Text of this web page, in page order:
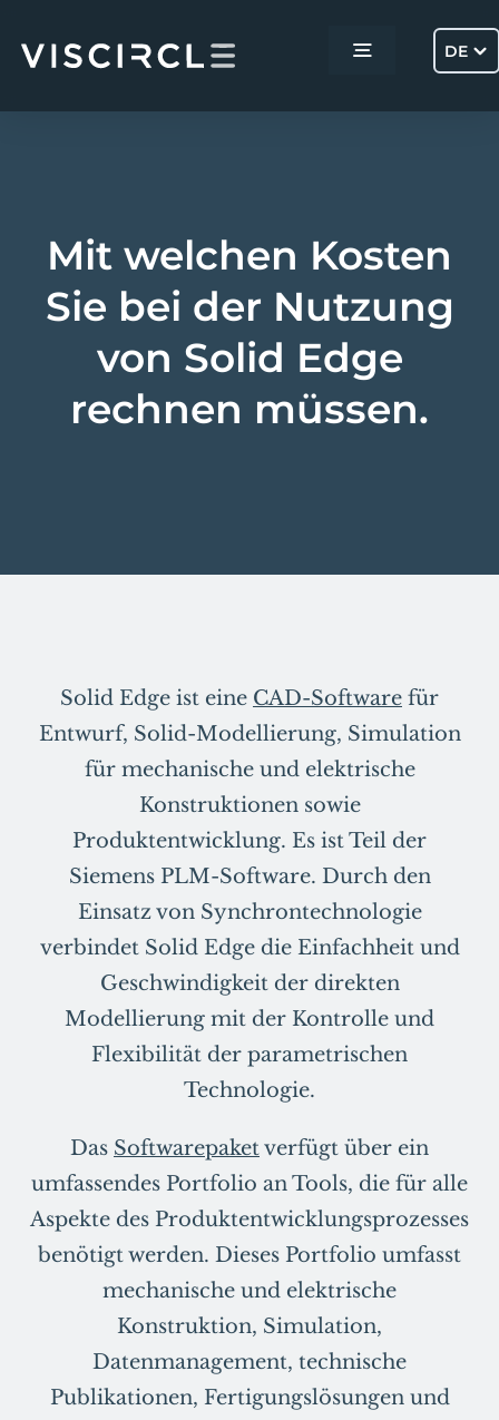
Toggle
Projekte
Über uns
Kontakt
DE
Mit welchen Kosten
Sie bei der Nutzung
von Solid Edge
rechnen müssen.
Solid Edge ist eine CAD-Software für
Entwurf, Solid-Modellierung, Simulation
für mechanische und elektrische
Konstruktionen sowie
Produktentwicklung. Es ist Teil der
Siemens PLM-Software. Durch den
Einsatz von Synchrontechnologie
verbindet Solid Edge die Einfachheit und
Geschwindigkeit der direkten
Modellierung mit der Kontrolle und
Flexibilität der parametrischen
Technologie.
Das Softwarepaketverfügt über ein
umfassendes Portfolio an Tools, die für alle
Aspekte des Produktentwicklungsprozesses
benötigt werden. Dieses Portfolio umfasst
mechanische und elektrische
Konstruktion, Simulation,
Datenmanagement, technische
Publikationen, Fertigungslösungen und